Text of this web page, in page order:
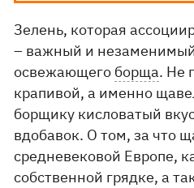
Зелень, которая
– важный и
освежающего борща. Не
крапивой, а именно
борщику кисловатый
вдобавок. О том, за что
средневековой Европе,
собственной грядке, а